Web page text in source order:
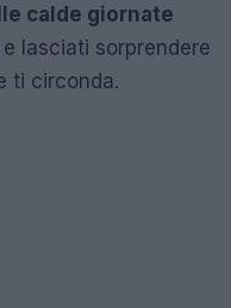
calde giornate
lasciati sorprendere
ti circonda.